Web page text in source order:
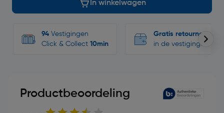
In winkelwagen
94 Vestigingen
Click & Collect 10min
Gratis retourneren
in de vestigingen
Productbeoordeling